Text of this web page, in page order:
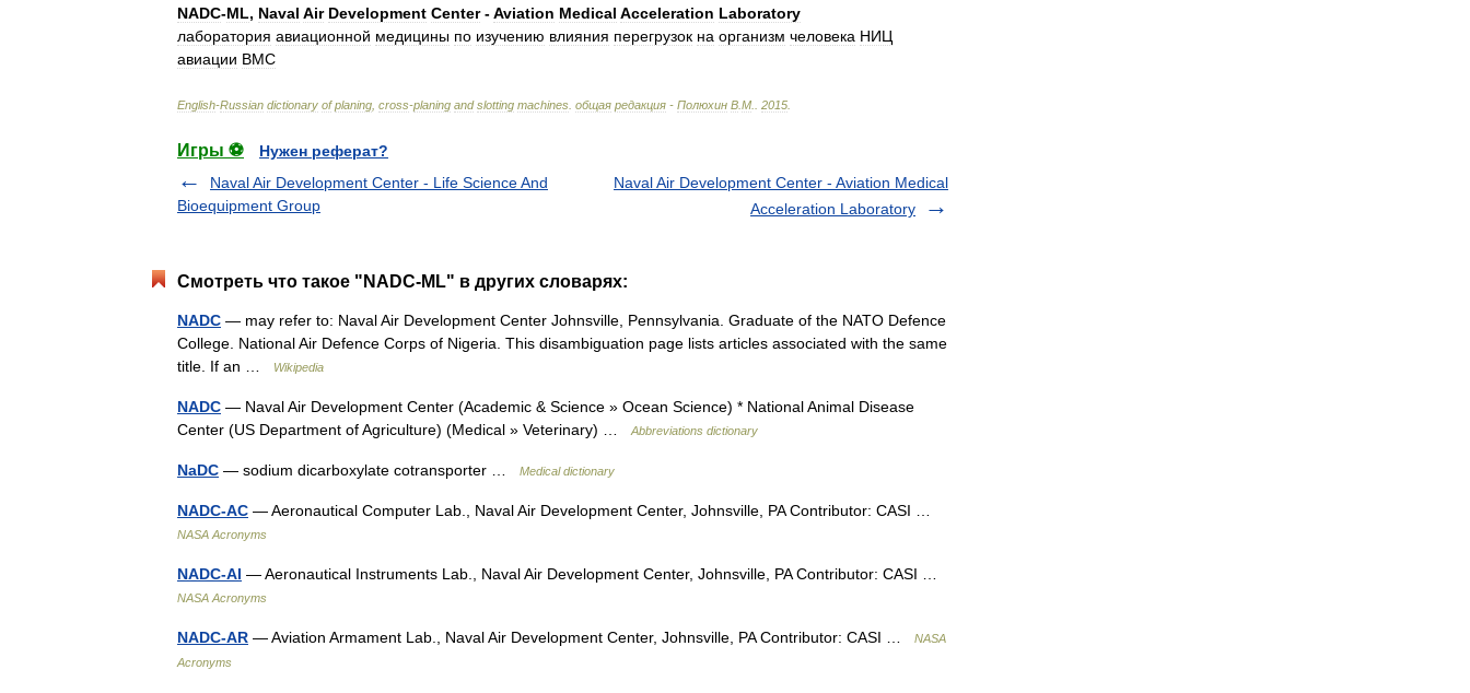
NADC-ML, Naval Air Development Center-Aviation Medical Acceleration Laboratory
лаборатория авиационной медицины по изучению влияния перегрузок на организм человека НИЦ
авиации ВМС
English-Russian dictionary of planing cross-planing and slotting machines общая редакция - Полюхин В М 2015
Игры ⚽
Нужен реферат?
Naval Air Development Center - Life Science And
Bioequipment Group
Naval Air Development Center - Aviation Medical
Acceleration Laboratory
Смотреть что такое "NADC-ML" в других словарях:
NADC — may refer to: Naval Air Development Center Johnsville, Pennsylvania. Graduate of the NATO Defence
College. National Air Defence Corps of Nigeria. This disambiguation page lists articles associated with the same
title. If an …
Wikipedia
NADC — Naval Air Development Center (Academic & Science » Ocean Science) * National Animal Disease
Center (US Department of Agriculture) (Medical » Veterinary) …
Abbreviations dictionary
NaDC — sodium dicarboxylate cotransporter … Medical dictionary
NADC-AC — Aeronautical Computer Lab., Naval Air Development Center, Johnsville, PA Contributor: CASI …
NASA Acronyms
NADC-AI — Aeronautical Instruments Lab., Naval Air Development Center, Johnsville, PA Contributor: CASI …
NASA Acronyms
NADC-AR — Aviation Armament Lab., Naval Air Development Center, Johnsville, PA Contributor: CASI …
NASA
Acronyms